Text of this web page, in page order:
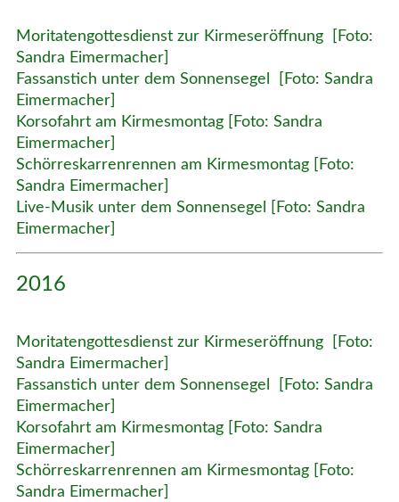
Moritatengottesdienst zur Kirmeseröffnung [Foto:
Sandra Eimermacher]
Fassanstich unter dem Sonnensegel [Foto: Sandra
Eimermacher]
Korsofahrt am Kirmesmontag [Foto: Sandra
Eimermacher]
Schörreskarrenrennen am Kirmesmontag [Foto:
Sandra Eimermacher]
Live-Musik unter dem Sonnensegel [Foto: Sandra
Eimermacher]
2016
Moritatengottesdienst zur Kirmeseröffnung [Foto:
Sandra Eimermacher]
Fassanstich unter dem Sonnensegel [Foto: Sandra
Eimermacher]
Korsofahrt am Kirmesmontag [Foto: Sandra
Eimermacher]
Schörreskarrenrennen am Kirmesmontag [Foto:
Sandra Eimermacher]